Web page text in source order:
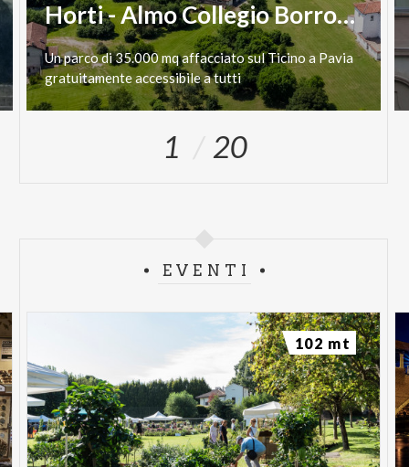
Horti - Almo Collegio Borromeo
Unparcodi35.000 mqaffacciatosulTicinoa Pavia
gratuitamenteaccessibileatutti
1 20
EVENTI
102 mt